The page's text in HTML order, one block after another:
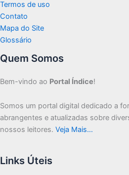
Termos de uso
Contato
Mapa do Site
Glossário
Quem Somos
Bem-vindo ao Portal Índice!
Somos um portal digital dedicado a
abrangentes e atualizadas sobre
nossos leitores. Veja Mais…
Links Úteis